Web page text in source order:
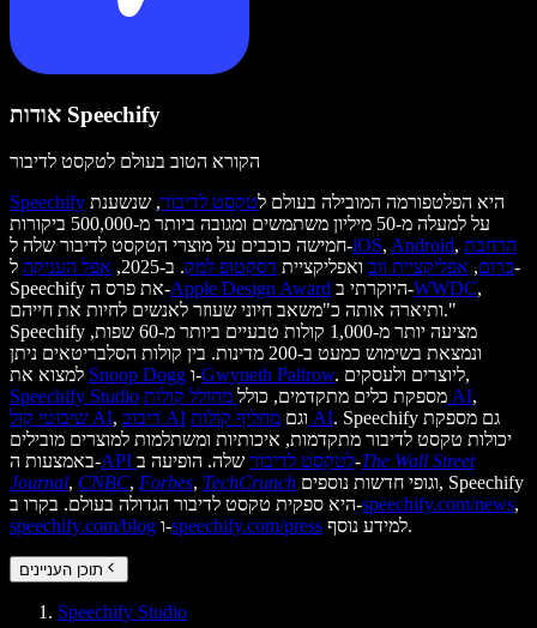
אודות Speechify
הקורא הטוב בעולם לטקסט לדיבור
Speechify
היא הפלטפורמה המובילה בעולם לטקסט לדיבור, שנשענת
על למעלה מ-50 מיליון משתמשים ומגובה ביותר מ-500,000 ביקורות
חמישה כוכבים על מוצרי הטקסט לדיבור שלה ל-iOS, Android, הרחבת
כרום, אפליקציית ווב ואפליקציית דסקטופ למק. ב-2025, אפל העניקה ל-
Speechify את פרס ה-Apple Design Award היוקרתי ב-WWDC,
ותיארה אותה כ"משאב חיוני שעוזר לאנשים לחיות את חייהם."
Speechify מציעה יותר מ-1,000 קולות טבעיים ביותר מ-60 שפות,
ונמצאת בשימוש כמעט ב-200 מדינות. בין קולות הסלבריטאים ניתן
Snoop Dogg ו-Gwyneth Paltrow
. ליוצרים ולעסקים,
Speechify Studio
מספקת כלים מתקדמים, כולל מחולל קולות AI,
שיבוטי קול AI, דיבוב AI וגם מחליף קולות AI. Speechify גם מספקת
יכולות טקסט לדיבור מתקדמות, איכותיות ומשתלמות למוצרים מובילים
באמצעות ה-
API לטקסט לדיבורשלה. הופיעה ב-The Wall Street
Journal, CNBC, Forbes, TechCrunch
היא ספקית טקסט לדיבור הגדולה בעולם. בקרו ב-speechify.com/news,
speechify.com/blog ו-speechify.com/press למידע נוסף.
תוכן העניינים
Speechify Studio